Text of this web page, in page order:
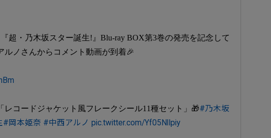
超・乃木坂スター誕生!』Blu-ray BOX第3巻の発売を記念して
ルノさんからコメント動画が到着🎉
レコードジャケット風フレークシール11種セット」🎁#乃木坂
#岡本姫奈 #中西アルノ pic.twitter.com/Yf05NlIpiy